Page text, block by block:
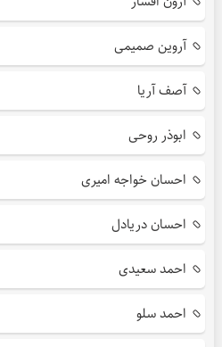
آروین صمیمی
آصف آریا
ابوذر روحی
احسان خواجه امیری
احسان دریادل
احمد سعیدی
احمد سلو